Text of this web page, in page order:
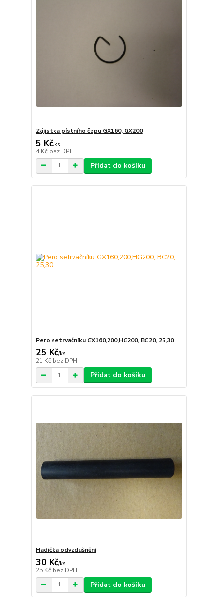
Zájistka pístního čepu GX160, GX200
5 Kč/ks
4 Kč bez DPH
Přidat do košíku
Pero setrvačníku GX160,200,HG200, BC20, 25,30
25 Kč/ks
21 Kč bez DPH
Přidat do košíku
Hadička odvzdušnění
30 Kč/ks
25 Kč bez DPH
Přidat do košíku